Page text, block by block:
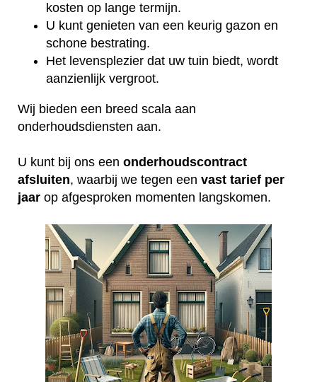
kosten op lange termijn.
U kunt genieten van een keurig gazon en
schone bestrating.
Het levensplezier dat uw tuin biedt, wordt
aanzienlijk vergroot.
Wij bieden een breed scala aan
onderhoudsdiensten aan.
U kunt bij ons een onderhoudscontract
afsluiten, waarbij we tegen een vast tarief per
jaar op afgesproken momenten langskomen.